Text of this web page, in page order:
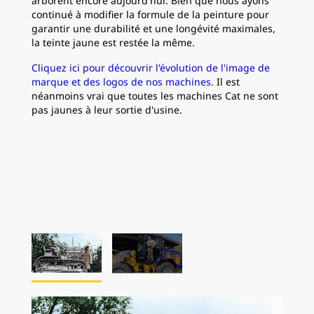
continué à modifier la formule de la peinture pour
garantir une durabilité et une longévité maximales,
la teinte jaune est restée la même.
Cliquez ici pour découvrir l'évolution de l'image de
marque et des logos de nos machines. Il est
néanmoins vrai que toutes les machines Cat ne sont
pas jaunes à leur sortie d'usine.